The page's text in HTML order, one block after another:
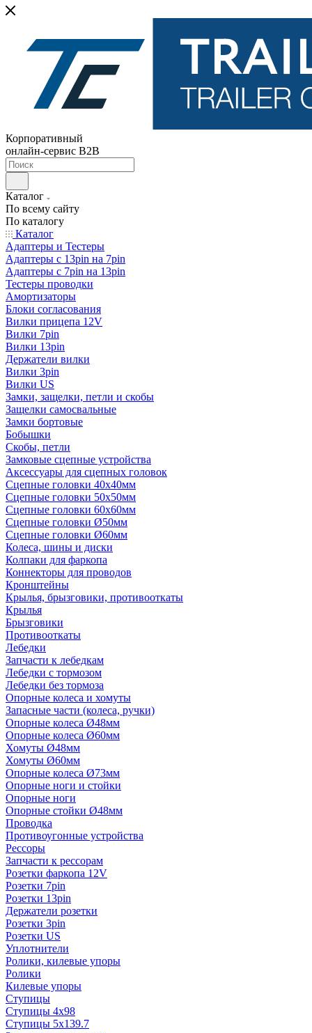
Корпоративный
онлайн-сервис B2B
Каталог
По всему сайту
По каталогу
Каталог
Адаптеры и Тестеры
Адаптеры с 13pin на 7pin
Адаптеры с 7pin на 13pin
Тестеры проводки
Амортизаторы
Блоки согласования
Вилки прицепа 12V
Вилки 7pin
Вилки 13pin
Держатели вилки
Вилки 3pin
Вилки US
Замки, защелки, петли и скобы
Защелки самосвальные
Замки бортовые
Бобышки
Скобы, петли
Замковые сцепные устройства
Аксессуары для сцепных головок
Сцепные головки 40x40мм
Сцепные головки 50x50мм
Сцепные головки 60x60мм
Сцепные головки Ø50мм
Сцепные головки Ø60мм
Колеса, шины и диски
Колпаки для фаркопа
Коннекторы для проводов
Кронштейны
Крылья, брызговики, противооткаты
Крылья
Брызговики
Противооткаты
Лебедки
Запчасти к лебедкам
Лебедки с тормозом
Лебедки без тормоза
Опорные колеса и хомуты
Запасные части (колеса, ручки)
Опорные колеса Ø48мм
Опорные колеса Ø60мм
Хомуты Ø48мм
Хомуты Ø60мм
Опорные колеса Ø73мм
Опорные ноги и стойки
Опорные ноги
Опорные стойки Ø48мм
Проводка
Противоугонные устройства
Рессоры
Запчасти к рессорам
Розетки фаркопа 12V
Розетки 7pin
Розетки 13pin
Держатели розетки
Розетки 3pin
Розетки US
Уплотнители
Ролики, килевые упоры
Ролики
Килевые упоры
Ступицы
Ступицы 4x98
Ступицы 5x139.7